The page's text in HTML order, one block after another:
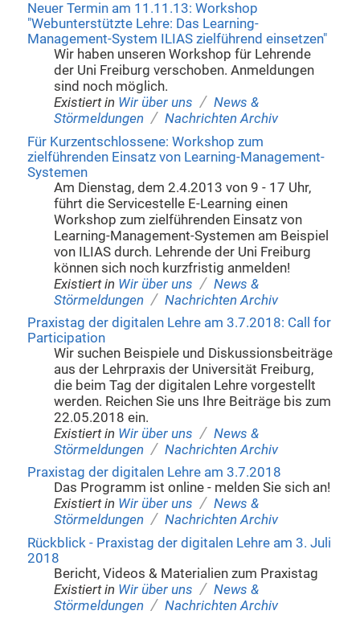
Neuer Termin am 11.11.13: Workshop
"Webunterstützte Lehre: Das Learning-
Management-System ILIAS zielführend einsetzen"
Wir haben unseren Workshop für Lehrende
der Uni Freiburg verschoben. Anmeldungen
sind noch möglich.
Existiert in Wir über uns / News &
Störmeldungen / Nachrichten Archiv
Für Kurzentschlossene: Workshop zum
zielführenden Einsatz von Learning-Management-
Systemen
Am Dienstag, dem 2.4.2013 von 9 - 17 Uhr,
führt die Servicestelle E-Learning einen
Workshop zum zielführenden Einsatz von
Learning-Management-Systemen am Beispiel
von ILIAS durch. Lehrende der Uni Freiburg
können sich noch kurzfristig anmelden!
Existiert in Wir über uns / News &
Störmeldungen / Nachrichten Archiv
Praxistag der digitalen Lehre am 3.7.2018: Call for
Participation
Wir suchen Beispiele und Diskussionsbeiträge
aus der Lehrpraxis der Universität Freiburg,
die beim Tag der digitalen Lehre vorgestellt
werden. Reichen Sie uns Ihre Beiträge bis zum
22.05.2018 ein.
Existiert in Wir über uns / News &
Störmeldungen / Nachrichten Archiv
Praxistag der digitalen Lehre am 3.7.2018
Das Programm ist online - melden Sie sich an!
Existiert in Wir über uns / News &
Störmeldungen / Nachrichten Archiv
Rückblick - Praxistag der digitalen Lehre am 3. Juli
2018
Bericht, Videos & Materialien zum Praxistag
Existiert in Wir über uns / News &
Störmeldungen / Nachrichten Archiv